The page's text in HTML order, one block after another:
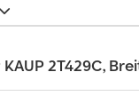
560 - 1940 mm, yapı
1200, kendi
KAUP 2T429C,